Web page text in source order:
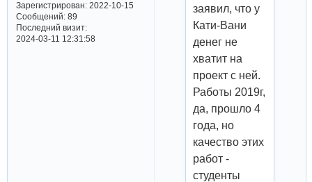
Зарегистрирован: 2022-10-15
Сообщений:89
Последний визит:
2024-03-11 12:31:58
заявил, что у
Кати-Вани
денег не
хватит на
проект с ней.
Работы 2019г,
да, прошло 4
года, но
качество этих
работ -
студенты